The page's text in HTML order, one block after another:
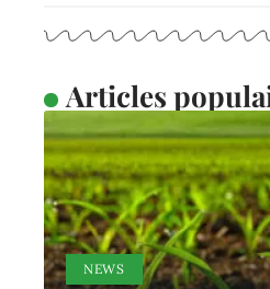
Articles
NEWS